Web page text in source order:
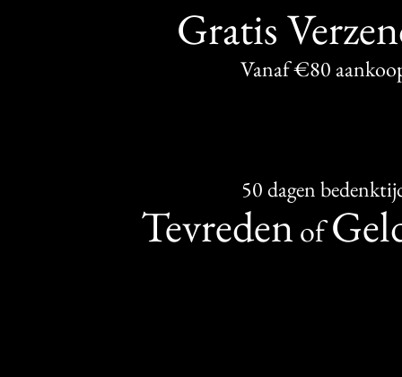
Gratis
Vanaf €80
50 dagen
Tevredenof